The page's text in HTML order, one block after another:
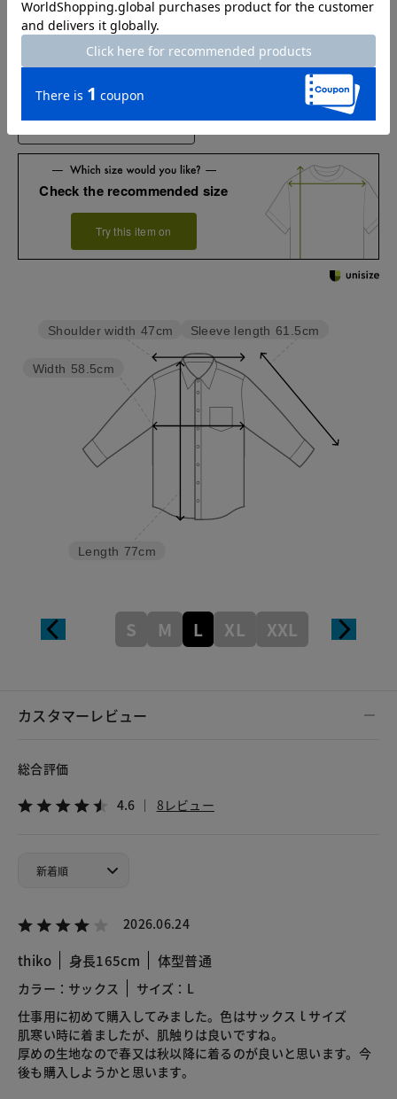
※商品によって柄の出方が異なります。
Check the recommended size
Try this item on
Sleeve length 61.5cm
Length 77cm
Width 58.5cm
Shoulder width 47cm
S M L XL XXL
カスタマーレビュー
総合評価
4.6 8レビュー
2026.06.24
thiko 身長165cm 体型普通
カラー：サックス
サイズ：L
仕事用に初めて購入してみました。色はサックスｌサイズ
肌寒い時に着ましたが、肌触りは良いですね。
厚めの生地なので春又は秋以降に着るのが良いと思います。今
後も購入しようかと思います。